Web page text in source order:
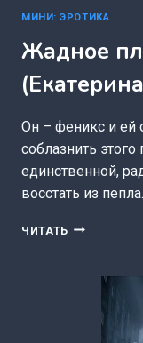
МИНИ: ЭРОТИКА
Жадное
Он – феникс и ей
соблазнить
единственной,
восстать из
ЧИТАТЬ ЖАДНОЕ
(ЕКАТЕРИНА
ПОЛИТОВА)